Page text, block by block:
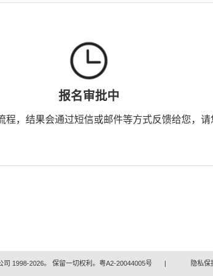
报名审批中
程，结果会通过短信或邮件等方式反馈给您，请
1998-2026。 保留一切权利。粤A2-20044005号 | 隐私保